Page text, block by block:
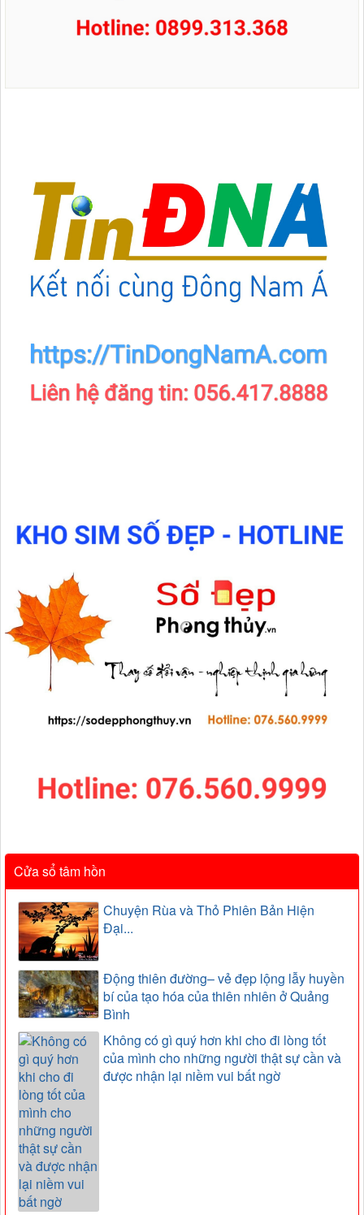
Cửa sổ tâm hồn
Chuyện Rùa và Thỏ Phiên Bản Hiện
Đại...
Động thiên đường– vẻ đẹp lộng lẫy huyền
bí của tạo hóa của thiên nhiên ở Quảng
Bình
Không có gì quý hơn khi cho đi lòng tốt
của mình cho những người thật sự cần và
được nhận lại niềm vui bất ngờ